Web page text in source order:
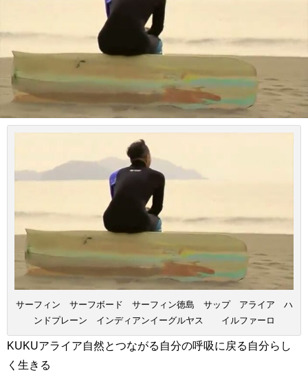
サーフィン サーフボード サーフィン徳島 サップ アライア ハ
ンドプレーン インディアンイーグルヤス イルファーロ
KUKUアライア自然とつながる自分の呼吸に戻る自分らし
く生きる